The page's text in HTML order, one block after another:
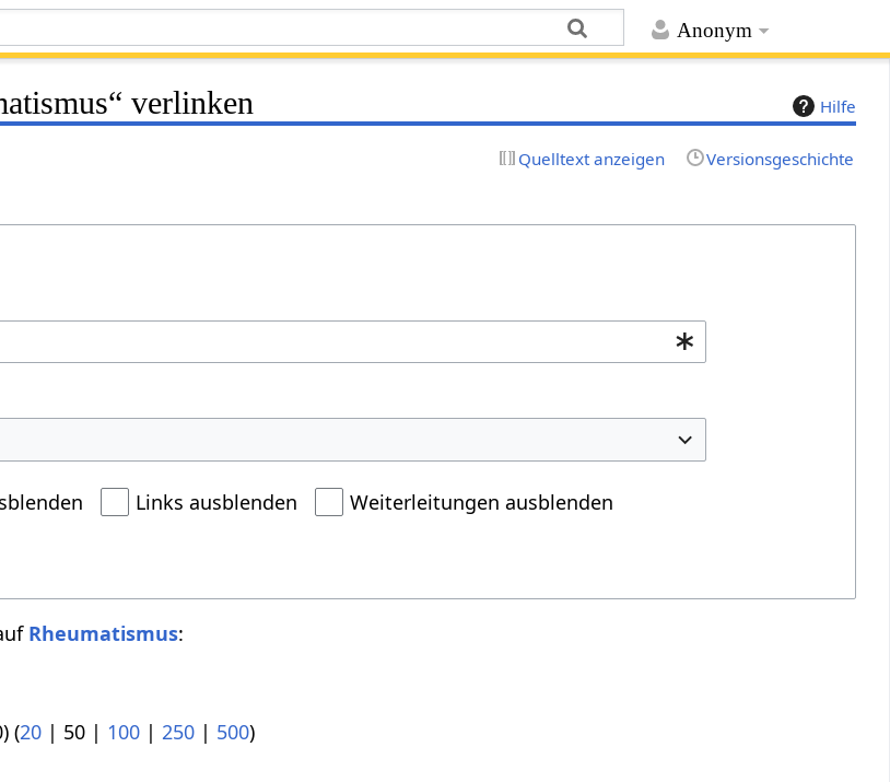
Anonym
Hilfe
verlinken
Quelltext anzeigen Versionsgeschichte
Links ausblenden Weiterleitungen ausblenden
Rheumatismus:
) (20 | 50 | 100 |250 | 500)